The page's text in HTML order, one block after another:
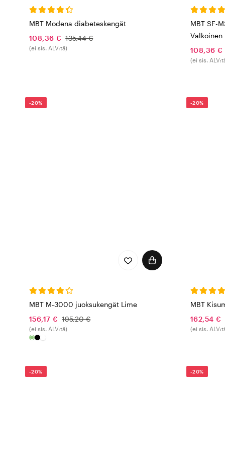
MBT Modena diabeteskengät
108,36 € 135,44 €
(ei sis. ALV:tä)
MBT SF-
Valkoinen
108,36 €
(ei sis.
-20%
MBT M-3000 juoksukengät Lime
156,17 € 195,20 €
(ei sis. ALV:tä)
-20%
MBT
162,54 €
(ei sis.
-20% -20%